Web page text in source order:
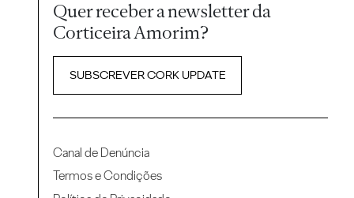
Quer receber a newsletter da
Corticeira Amorim?
SUBSCREVER CORK UPDATE
Canal de Denúncia
Termos e Condições